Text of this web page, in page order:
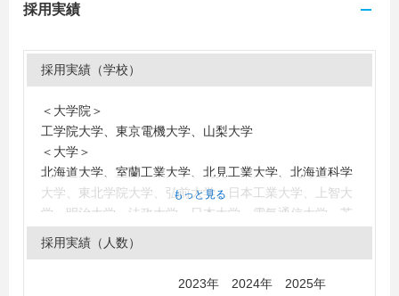
採用実績
採用実績（学校）
＜大学院＞
工学院大学、東京電機大学、山梨大学
＜大学＞
北海道大学、室蘭工業大学、北見工業大学、北海道科学
大学、東北学院大学、弘前大学、日本工業大学、上智大
学、明治大学、法政大学、日本大学、電気通信大学、芝
浦工業大学、東京大学、東京都立大学、東京都市大学、
東京電機大学、東京理科大学、成蹊大学、国士舘大学、
もっと見る
採用実績（人数）
2023年 2024年 2025年